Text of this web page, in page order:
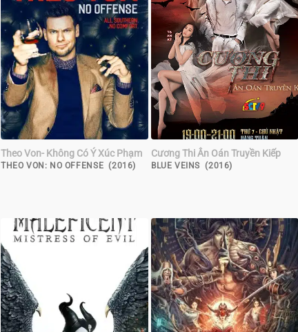
Theo Von- Không Có Ý Xúc Phạm
THEO VON: NO OFFENSE (2016)
Cương Thi Ân Oán Truyền Kiếp
BLUE VEINS (2016)